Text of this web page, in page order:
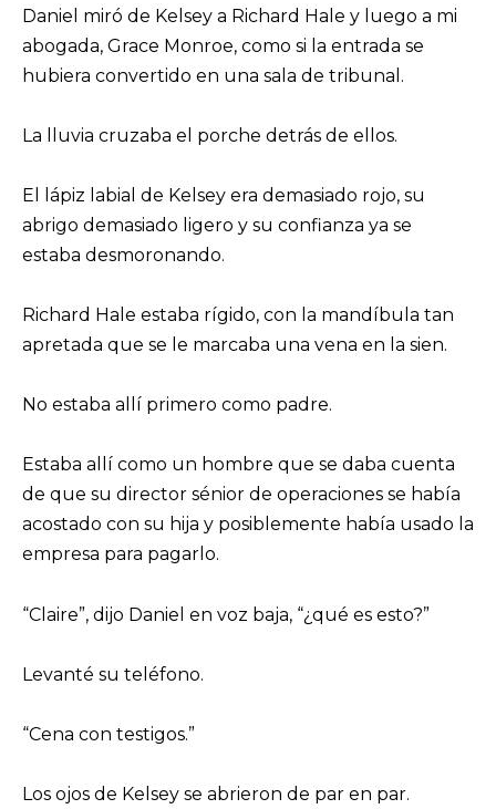
Daniel miró de Kelsey a Richard Hale y luego a mi
abogada, Grace Monroe, como si la entrada se
hubiera convertido en una sala de tribunal.
La lluvia cruzaba el porche detrás de ellos.
El lápiz labial de Kelsey era demasiado rojo, su
abrigo demasiado ligero y su confianza ya se
estaba desmoronando.
Richard Hale estaba rígido, con la mandíbula tan
apretada que se le marcaba una vena en la sien.
No estaba allí primero como padre.
Estaba allí como un hombre que se daba cuenta
de que su director sénior de operaciones se había
acostado con su hija y posiblemente había usado la
empresa para pagarlo.
“Claire”, dijo Daniel en voz baja, “¿qué es esto?”
Levanté su teléfono.
“Cena con testigos.”
Los ojos de Kelsey se abrieron de par en par.